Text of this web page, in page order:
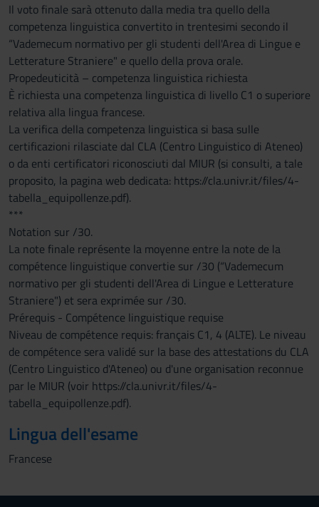
Il voto finale sarà ottenuto dalla media tra quello della
competenza linguistica convertito in trentesimi secondo il
“Vademecum normativo per gli studenti dell'Area di Lingue e
Letterature Straniere" e quello della prova orale.
Propedeuticità – competenza linguistica richiesta
È richiesta una competenza linguistica di livello C1 o superiore
relativa alla lingua francese.
La verifica della competenza linguistica si basa sulle
certificazioni rilasciate dal CLA (Centro Linguistico di Ateneo)
o da enti certificatori riconosciuti dal MIUR (si consulti, a tale
proposito, la pagina web dedicata: https://cla.univr.it/files/4-
tabella_equipollenze.pdf).
***
Notation sur /30.
La note finale représente la moyenne entre la note de la
compétence linguistique convertie sur /30 (“Vademecum
normativo per gli studenti dell'Area di Lingue e Letterature
Straniere") et sera exprimée sur /30.
Prérequis - Compétence linguistique requise
Niveau de compétence requis: français C1, 4 (ALTE). Le niveau
de compétence sera validé sur la base des attestations du CLA
(Centro Linguistico d'Ateneo) ou d'une organisation reconnue
par le MIUR (voir https://cla.univr.it/files/4-
tabella_equipollenze.pdf).
Lingua dell'esame
Francese